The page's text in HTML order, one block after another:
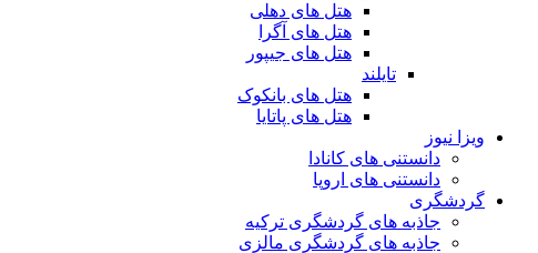
هتل های دهلی
هتل های آگرا
هتل های جیپور
تایلند
هتل های بانکوک
هتل های پاتایا
ویزا نیوز
دانستنی های کانادا
دانستنی های اروپا
گردشگری
جاذبه های گردشگری ترکیه
جاذبه های گردشگری مالزی